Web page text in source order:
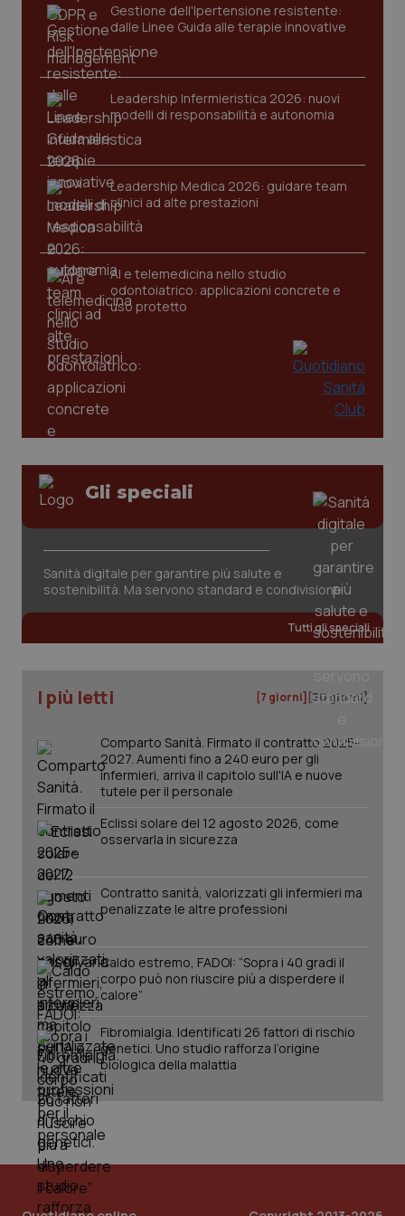
Gestione dell'Ipertensione resistente:
dalle Linee Guida alle terapie innovative
Leadership Infermieristica 2026: nuovi
modelli di responsabilità e autonomia
Leadership Medica 2026: guidare team
clinici ad alte prestazioni
AI e telemedicina nello studio
odontoiatrico: applicazioni concrete e
uso protetto
Gli speciali
Sanità digitale per garantire più salute e
sostenibilità. Ma servono standard e condivisione
Tutti gli speciali
I più letti [7 giorni] [30 giorni]
Comparto Sanità. Firmato il contratto 2025-
2027. Aumenti fino a 240 euro per gli
infermieri, arriva il capitolo sull'IA e nuove
tutele per il personale
Eclissi solare del 12 agosto 2026, come
osservarla in sicurezza
Contratto sanità, valorizzati gli infermieri ma
penalizzate le altre professioni
Caldo estremo, FADOI: “Sopra i 40 gradi il
corpo può non riuscire più a disperdere il
calore”
Fibromialgia. Identificati 26 fattori di rischio
genetici. Uno studio rafforza l’origine
biologica della malattia
Nome
Fornitore / Dominio
VISITOR_PRIVACY_METADATA
CookieScriptConsent
CookieScript
www.quotidianosanita.it
tracking-sites-ironfish-
tracking-enable
www.quotidianosanita.it
_ga
Google LLC